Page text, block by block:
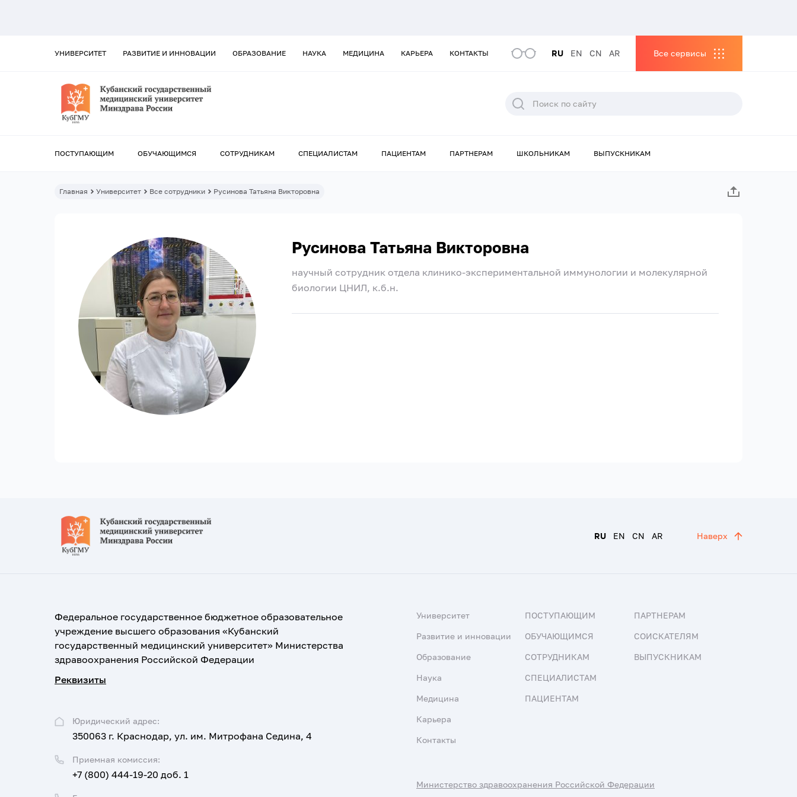
УНИВЕРСИТЕТ РАЗВИТИЕ И ИННОВАЦИИ ОБРАЗОВАНИЕ НАУКА МЕДИЦИНА КАРЬЕРА КОНТАКТЫ RU EN CN AR Все сервисы
ПОСТУПАЮЩИМ ОБУЧАЮЩИМСЯ СОТРУДНИКАМ СПЕЦИАЛИСТАМ ПАЦИЕНТАМ ПАРТНЕРАМ ШКОЛЬНИКАМ ВЫПУСКНИКАМ
Главная Университет Все сотрудники Русинова Татьяна Викторовна
Русинова Татьяна Викторовна
научный сотрудник отдела клинико-экспериментальной иммунологии и молекулярной
биологии ЦНИЛ, к.б.н.
RU EN CN AR Наверх
Федеральное государственное бюджетное образовательное
учреждение высшего образования «Кубанский
государственный медицинский университет» Министерства
здравоохранения Российской Федерации
Реквизиты
Юридический адрес:
350063 г. Краснодар, ул. им. Митрофана Седина, 4
Приемная комиссия:
+7 (800) 444-19-20 доб. 1
Университет
Развитие и инновации
Образование
Наука
Медицина
Карьера
Контакты
ПОСТУПАЮЩИМ
ОБУЧАЮЩИМСЯ
СОТРУДНИКАМ
СПЕЦИАЛИСТАМ
ПАЦИЕНТАМ
ПАРТНЕРАМ
СОИСКАТЕЛЯМ
ВЫПУСКНИКАМ
Министерство здравоохранения Российской Федерации